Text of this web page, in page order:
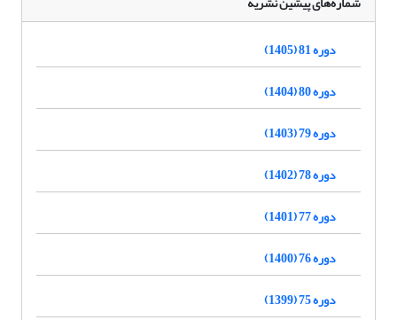
دوره 81 (1405)
دوره 80 (1404)
دوره 79 (1403)
دوره 78 (1402)
دوره 77 (1401)
دوره 76 (1400)
دوره 75 (1399)